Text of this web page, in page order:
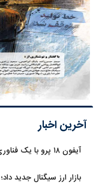
آخرین اخبار
آیفون ۱۸ پرو با
بازار ارز سیگنال جدید